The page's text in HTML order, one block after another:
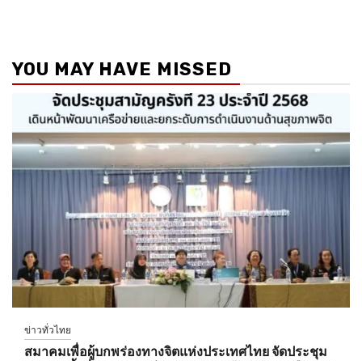
YOU MAY HAVE MISSED
ข่าวทั่วไทย
สมาคมเพื่อผู้บกพร่องทางจิตแห่งประเทศไทย จัดประชุม